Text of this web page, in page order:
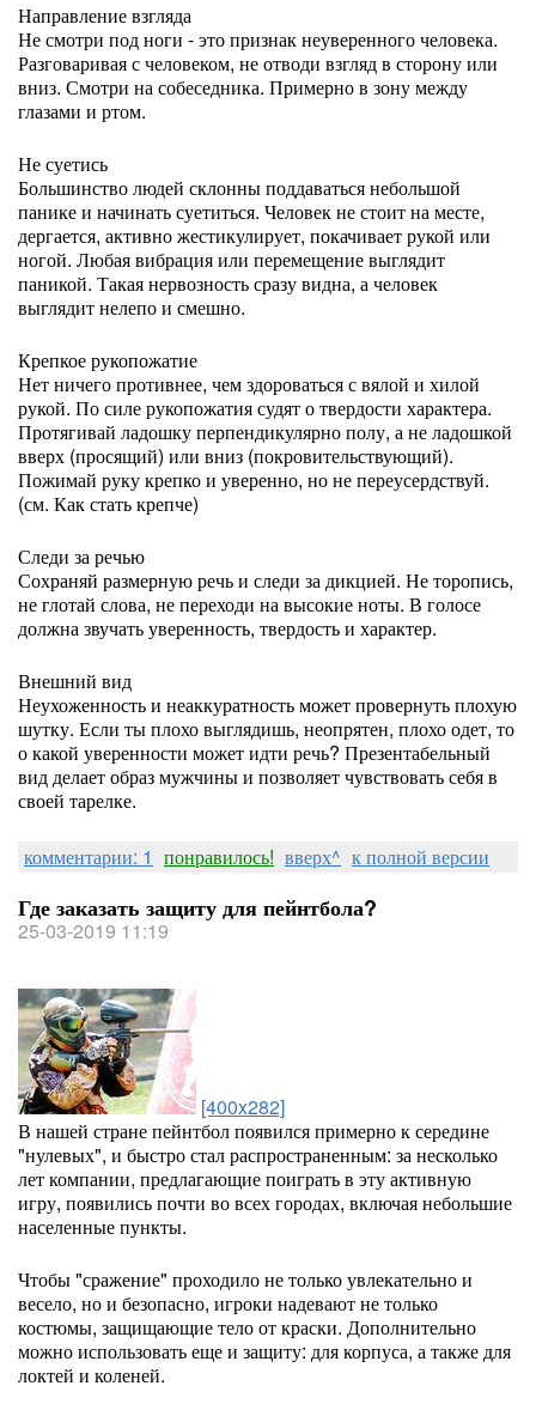
Направление взгляда
Не смотри под ноги - это признак неуверенного человека.
Разговаривая с человеком, не отводи взгляд в сторону или
вниз. Смотри на собеседника. Примерно в зону между
глазами и ртом.
Не суетись
Большинство людей склонны поддаваться небольшой
панике и начинать суетиться. Человек не стоит на месте,
дергается, активно жестикулирует, покачивает рукой или
ногой. Любая вибрация или перемещение выглядит
паникой. Такая нервозность сразу видна, а человек
выглядит нелепо и смешно.
Крепкое рукопожатие
Нет ничего противнее, чем здороваться с вялой и хилой
рукой. По силе рукопожатия судят о твердости характера.
Протягивай ладошку перпендикулярно полу, а не ладошкой
вверх (просящий) или вниз (покровительствующий).
Пожимай руку крепко и уверенно, но не переусердствуй.
(см. Как стать крепче)
Следи за речью
Сохраняй размерную речь и следи за дикцией. Не торопись,
не глотай слова, не переходи на высокие ноты. В голосе
должна звучать уверенность, твердость и характер.
Внешний вид
Неухоженность и неаккуратность может провернуть плохую
шутку. Если ты плохо выглядишь, неопрятен, плохо одет, то
о какой уверенности может идти речь? Презентабельный
вид делает образ мужчины и позволяет чувствовать себя в
своей тарелке.
комментарии: 1 понравилось! вверх^ к полной версии
Где заказать защиту для пейнтбола?
25-03-2019 11:19
[400x282]
В нашей стране пейнтбол появился примерно к середине
"нулевых", и быстро стал распространенным: за несколько
лет компании, предлагающие поиграть в эту активную
игру, появились почти во всех городах, включая небольшие
населенные пункты.
Чтобы "сражение" проходило не только увлекательно и
весело, но и безопасно, игроки надевают не только
костюмы, защищающие тело от краски. Дополнительно
можно использовать еще и защиту: для корпуса, а также для
локтей и коленей.